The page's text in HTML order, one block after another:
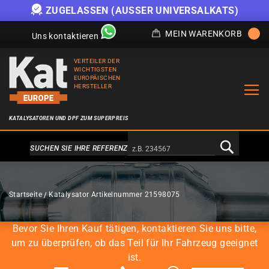
ZUGELASSEN (AUSSER UNIVERSALKATS)
Uns kontaktieren MEIN WARENKORB
VERTEILER DER
WICHTIGSTEN
EUROPÄISCHEN
HERSTELLER
KATALYSATOREN UND DPF ZUM SUPERPREIS
Alternativa a Doofinder
SUCHEN SIE IHRE REFERENZ
KATALYSATOREN
Startseite Katalysator Artikelnummer 21598075
Bevor Sie Ihren Kauf tätigen, kontaktieren Sie uns bitte,
um zu überprüfen, ob das Teil für Ihr Fahrzeug geeignet
ist.